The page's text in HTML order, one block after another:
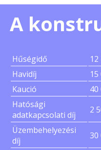
A
Hűségidő
Havidíj
Kaució
40
Hatósági
adatkapcsolati díj
2
Üzembehelyezési
díj
30